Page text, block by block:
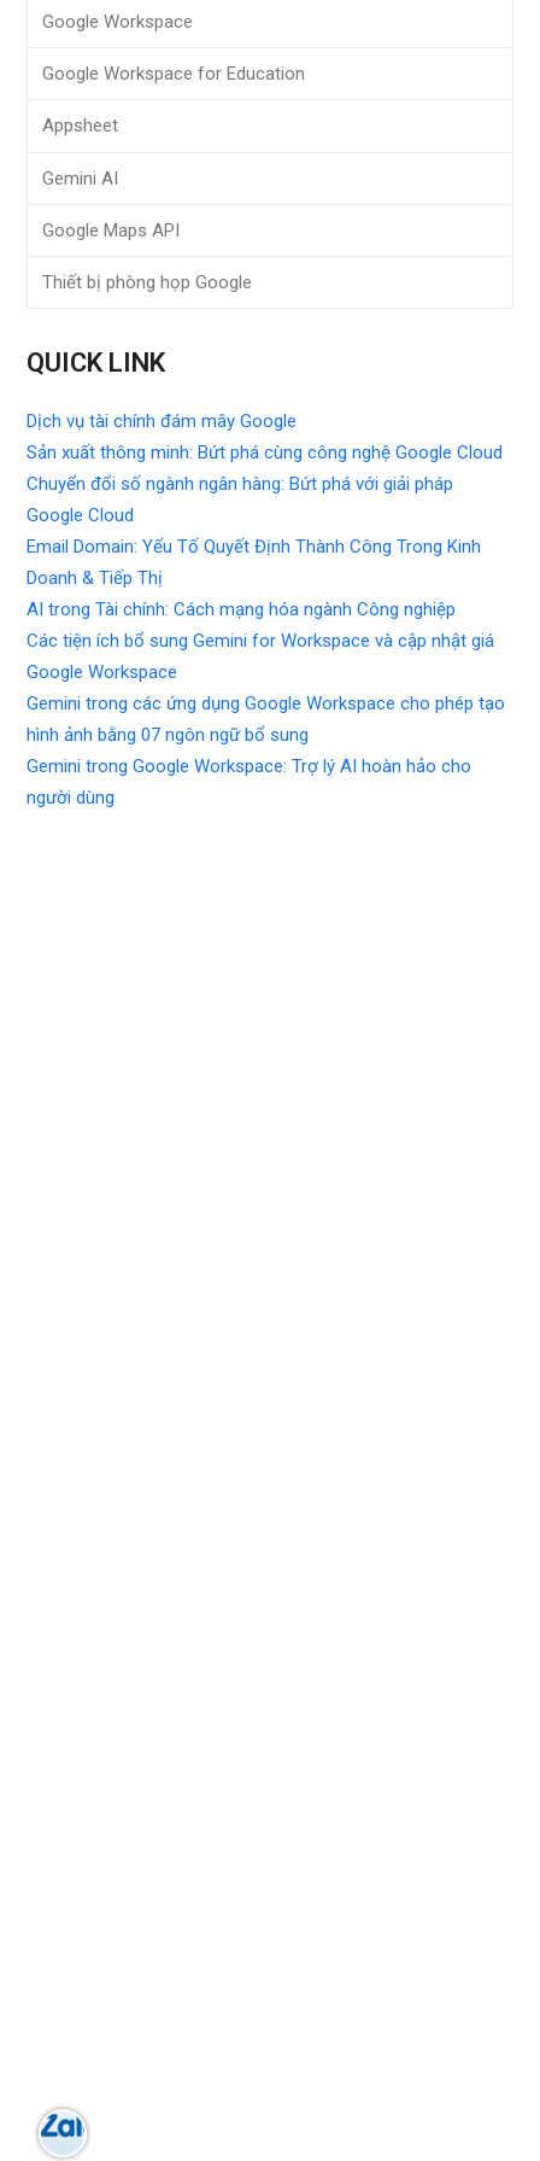
Google Workspace
Google Workspace for Education
Appsheet
Gemini AI
Google Maps API
Thiết bị phòng họp Google
QUICK LINK
Dịch vụ tài chính đám mây Google
Sản xuất thông minh: Bứt phá cùng công nghệ Google Cloud
Chuyển đổi số ngành ngân hàng: Bứt phá với giải pháp
Google Cloud
Email Domain: Yếu Tố Quyết Định Thành Công Trong Kinh
Doanh & Tiếp Thị
AI trong Tài chính: Cách mạng hóa ngành Công nghiệp
Các tiện ích bổ sung Gemini for Workspace và cập nhật giá
Google Workspace
Gemini trong các ứng dụng Google Workspace cho phép tạo
hình ảnh bằng 07 ngôn ngữ bổ sung
Gemini trong Google Workspace: Trợ lý AI hoàn hảo cho
người dùng